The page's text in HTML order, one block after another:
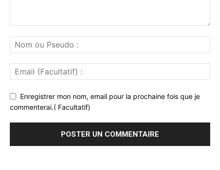
Enregistrer mon nom, email pour la prochaine fois que je
commenterai.( Facultatif)